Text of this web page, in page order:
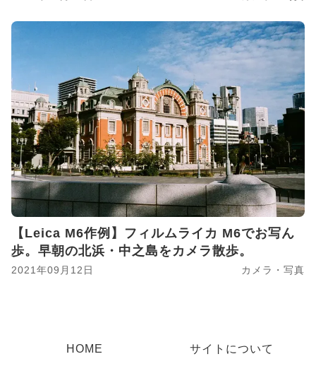
【Leica M6作例】フィルムライカ M6でお写ん
歩。早朝の北浜・中之島をカメラ散歩。
2021年09月12日 カメラ・写真
HOME サイトについて